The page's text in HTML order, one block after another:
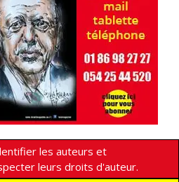
les auteurs et
leurs droits d'auteur.